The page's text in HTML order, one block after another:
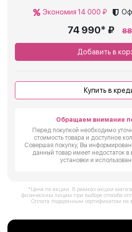
Экономия 14 000 ₽
74 990* ₽
Добавить в
Купить в
Обращаем внимание
Перед покупкой необходимо
стоимость товара и доступное
Совершая покупку, Вы
данный товар имеет недостаток
установки и
*Цена по акции. В рамках акции
физическим лицам при выборе способа
Оплата подарочным сертификатом не